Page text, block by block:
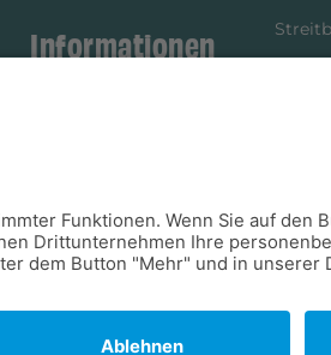
Informationen
Versandinformationen